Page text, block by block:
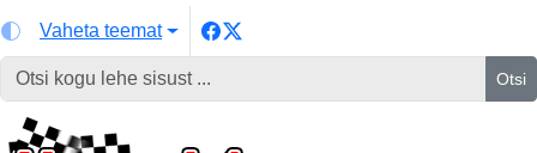
Vaheta teemat
Otsi